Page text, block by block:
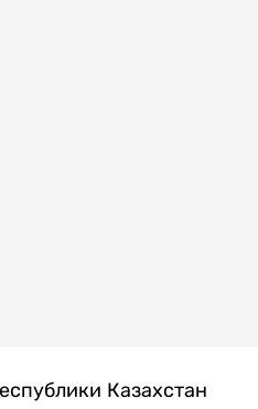
Казахстан